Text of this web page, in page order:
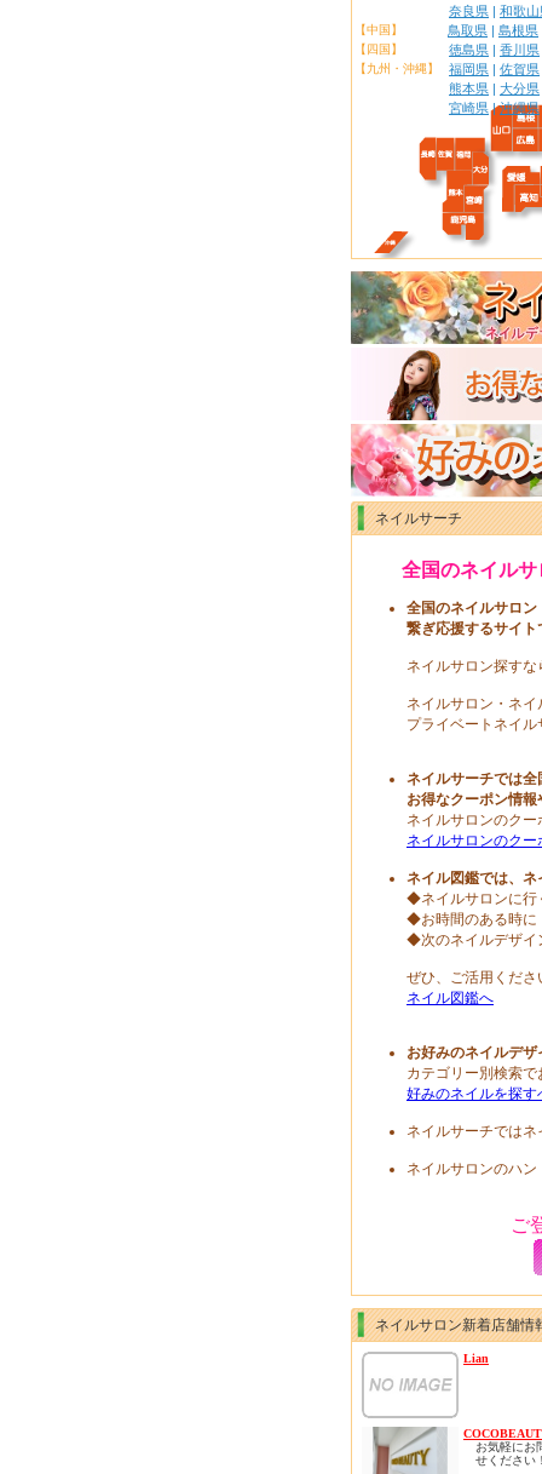
奈良県 | 和歌山
【中国】 鳥取県 | 島根県
【四国】 徳島県 | 香川県
【九州・沖縄】 福岡県 | 佐賀県
熊本県 | 大分県
宮崎県|沖縄県
ネイルサーチ
全国のネイル
全国のネイルサロ
繋ぎ応援するサイト
ネイルサロン探す
ネイルサロン・ネ
プライベートネイ
ネイルサーチでは
お得なクーポン情
ネイルサロンのク
ネイルサロンのクー
ネイル図鑑では、
◆ネイルサロンに行
◆お時間のある時に
◆次のネイルデザイ
ぜひ、ご活用くださ
ネイル図鑑へ
お好みのネイルデ
カテゴリー別検索
好みのネイルを探す
ネイルサーチでは
ネイルサロンのハ
ご
ネイルサロン新着店舗情
Lian
お気軽にお
せください